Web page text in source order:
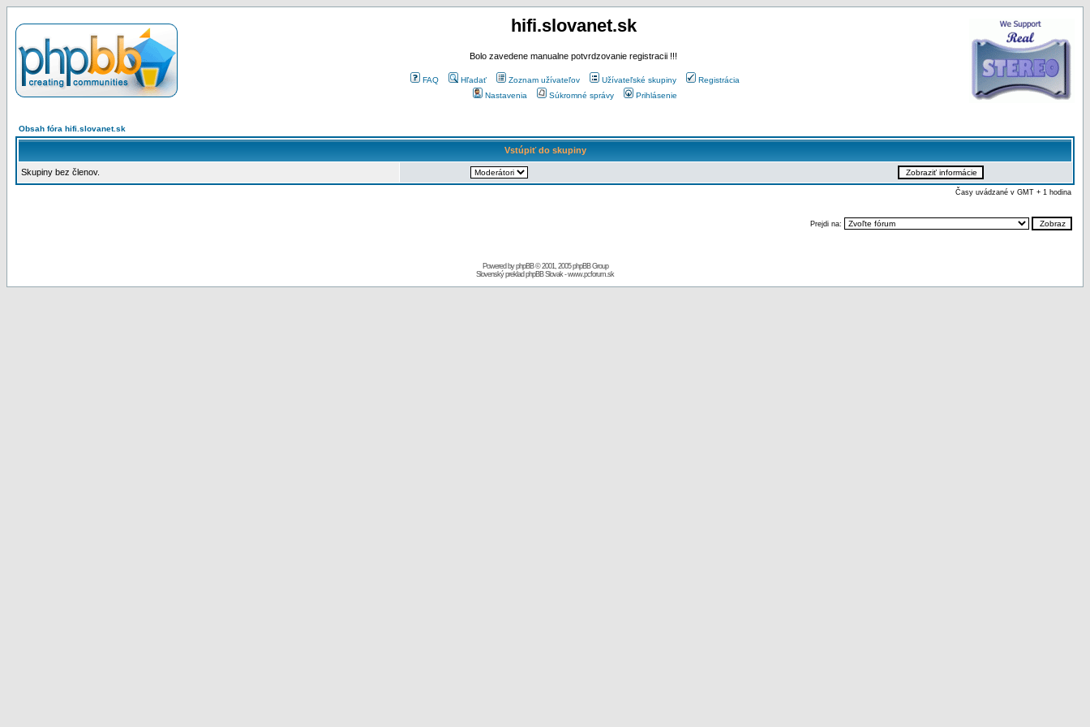
hifi.slovanet.sk
Bolo zavedene manualne potvrdzovanie registracii !!!
FAQ Hľadať Zoznam užívateľov Užívateľské skupiny
Registrácia
Nastavenia
Súkromné správy Prihlásenie
Obsah fóra hifi.slovanet.sk
Vstúpiť do skupiny
Skupiny bez členov.
Časy uvádzané v GMT + 1 hodina
Prejdi na:
Powered byphpBB© 2001, 2005 phpBB Group
Slovenský preklad phpBB Slovak-www.pcforum.sk